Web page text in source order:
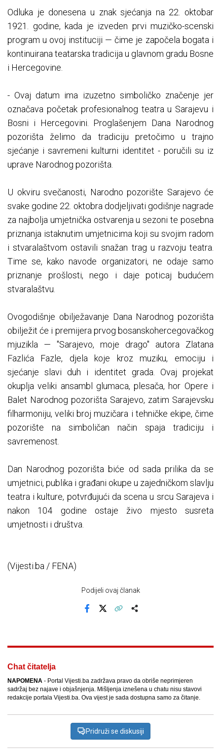
Odluka je donesena u znak sjećanja na 22. oktobar
1921. godine, kada je izveden prvi muzičko-scenski
program u ovoj instituciji — čime je započela bogata i
kontinuirana teatarska tradicija u glavnom gradu Bosne
i Hercegovine.
- Ovaj datum ima izuzetno simboličko značenje jer
označava početak profesionalnog teatra u Sarajevu i
Bosni i Hercegovini. Proglašenjem Dana Narodnog
pozorišta želimo da tradiciju pretočimo u trajno
sjećanje i savremeni kulturni identitet - poručili su iz
uprave Narodnog pozorišta.
U okviru svečanosti, Narodno pozorište Sarajevo će
svake godine 22. oktobra dodjeljivati godišnje nagrade
za najbolja umjetnička ostvarenja u sezoni te posebna
priznanja istaknutim umjetnicima koji su svojim radom
i stvaralaštvom ostavili snažan trag u razvoju teatra.
Time se, kako navode organizatori, ne odaje samo
priznanje prošlosti, nego i daje poticaj budućem
stvaralaštvu.
Ovogodišnje obilježavanje Dana Narodnog pozorišta
obilježit će i premijera prvog bosanskohercegovačkog
mjuzikla — "Sarajevo, moje drago" autora Zlatana
Fazlića Fazle, djela koje kroz muziku, emociju i
sjećanje slavi duh i identitet grada. Ovaj projekat
okuplja veliki ansambl glumaca, plesača, hor Opere i
Balet Narodnog pozorišta Sarajevo, zatim Sarajevsku
filharmoniju, veliki broj muzičara i tehničke ekipe, čime
pozorište na simboličan način spaja tradiciju i
savremenost.
Dan Narodnog pozorišta biće od sada prilika da se
umjetnici, publika i građani okupe u zajedničkom slavlju
teatra i kulture, potvrđujući da scena u srcu Sarajeva i
nakon 104 godine ostaje živo mjesto susreta
umjetnosti i društva.
(Vijesti.ba / FENA)
Podijeli ovaj članak
Chat čitatelja
NAPOMENA - Portal Vijesti.ba zadržava pravo da obriše neprimjeren
sadržaj bez najave i objašnjenja. Mišljenja iznešena u chatu nisu stavovi
redakcije portala Vijesti.ba. Ova vijest je sada dostupna samo za čitanje.
Pridruži se diskusiji